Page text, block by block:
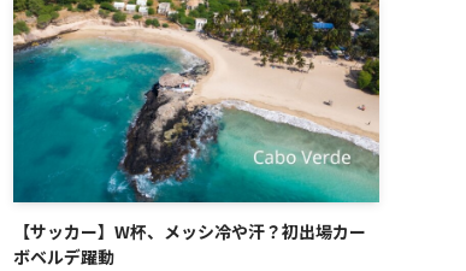
【サッカー】W杯、メッシ冷や汗？初出場カー
ボベルデ躍動